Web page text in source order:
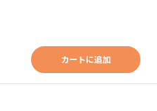
カートに追加